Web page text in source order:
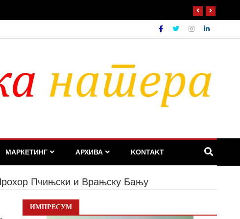
МАРКЕТИНГ АРХИВА KONTAKT
Пчињски и Врањску Бању
ИМПРЕСУМ